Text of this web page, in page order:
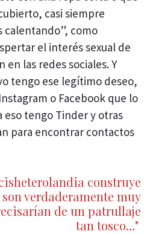
casi siempre
calentando”, como
el interés sexual de
en las redes sociales. Y
tengo ese legítimo deseo,
o Facebook que lo
tengo Tinder y otras
para encontrar contactos
construye
verdaderamente muy
de un patrullaje
tan tosco..."